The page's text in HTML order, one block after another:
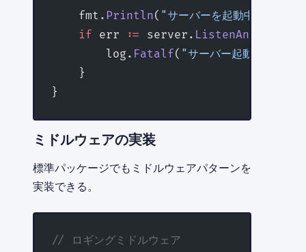
    fmt.
Println( "サーバーを起動中:
    if
err := server. ListenAndServe
        log.
Fatalf( "サーバー起動エラー:
    }
}
ミドルウェアの実装
標準パッケージでもミドルウェアパターンを
実装できる。
// ロギングミドルウェア